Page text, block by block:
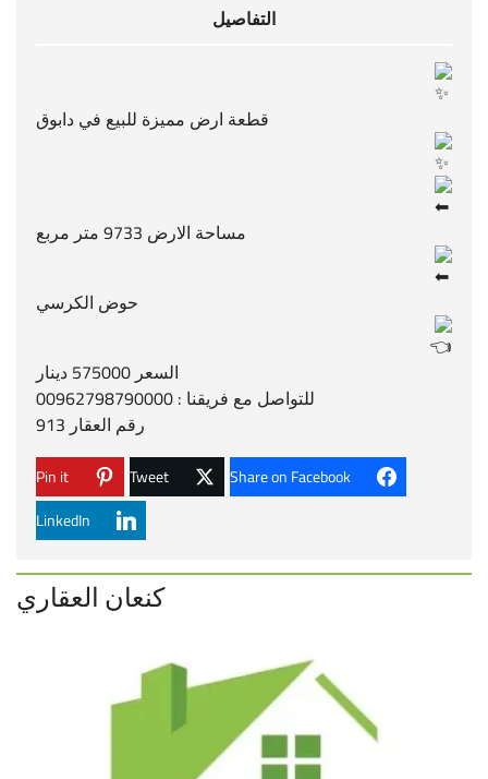
التفاصيل
قطعة ارض مميزة للبيع في دابوق
مساحة الارض 9733 متر مربع
حوض الكرسي
السعر 575000 دينار
للتواصل مع فريقنا : 00962798790000
رقم العقار 913
Share on Facebook
Tweet
Pin it
LinkedIn
كنعان العقاري